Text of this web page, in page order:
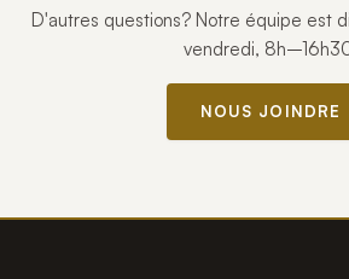
D'autres questions? Notre équipe est
vendredi,
NOUS JOINDRE